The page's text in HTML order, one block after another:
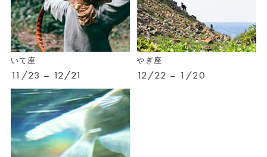
いて座
11/23 – 12/21
やぎ座
12/22 – 1/20